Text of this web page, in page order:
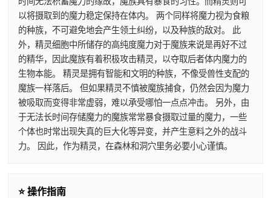
以将摄取到的魔力稳定保持在体内。 两个同样将魔力视为食粮
的种族，不可避免地会产生领土纠纷，以及种族的敌对。 此
外，精灵细胞中所储存的高纯度魔力对于魔族来说是再好不过
的精华，因此魔族有着积极攻击精灵，以夺取后者体内魔力的
生物本能。 精灵是拥有智能和文明的种族，不像受兽性支配的
魔族一样落后。 但如果精灵不慎被魔族捕食，仍然会因为魔力
被吸取而变得非常虚弱，难以承受哪怕一点点冲击。 另外，由
于无法长时间存储魔力的魔族常常暴食摄取过量的魔力，一些
个体也时常出现失真的巨大化等异变，并产生意料之外的战斗
力。 因此，作为精灵，在森林和洞穴里务必要小心谨慎。
⭐ 操作指南